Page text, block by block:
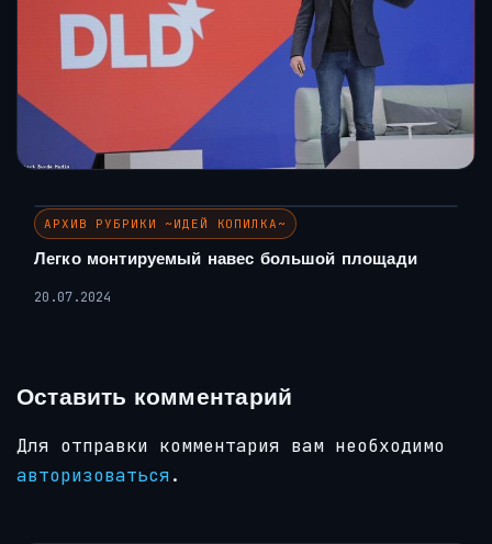
АРХИВ РУБРИКИ ~ИДЕЙ КОПИЛКА~
Легко монтируемый навес большой площади
20.07.2024
Оставить комментарий
Для отправки комментария вам необходимо
авторизоваться.